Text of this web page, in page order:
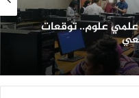
المرحلة الأولى 2026 علمي علوم.. توقعات